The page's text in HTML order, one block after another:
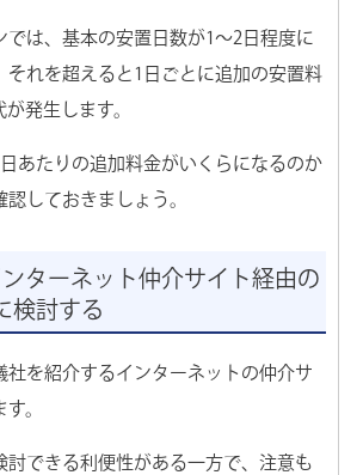
では、基本の安置日数が1〜2日程度に
それを超えると1日ごとに追加の安置料
発生します。
あたりの追加料金がいくらになるのか
しておきましょう。
ターネット仲介サイト経由の
検討する
社を紹介するインターネットの仲介サ
。
討できる利便性がある一方で、注意も